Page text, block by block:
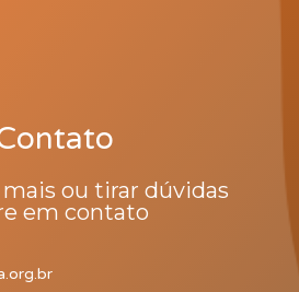
ou tirar dúvidas
em contato